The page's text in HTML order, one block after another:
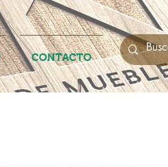
CONTACTO